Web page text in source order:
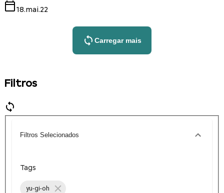
18.mai.22
Carregar mais
Filtros
Filtros Selecionados
Tags
yu-gi-oh